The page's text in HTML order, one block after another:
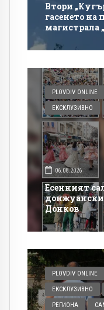
Втори
гасенето на
магистрала
PLOVDIV ONLINE
ЕКСКЛУЗИВНО
06.08.2026
Есенният
Донков
PLOVDIV ONLINE
ЕКСКЛУЗИВНО
РЕГИОНА